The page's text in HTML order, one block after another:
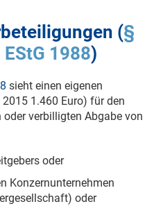
(§
1988)
sieht einen eigenen
1.460 Euro) für den
verbilligten Abgabe von
oder
Konzernunternehmen
oder